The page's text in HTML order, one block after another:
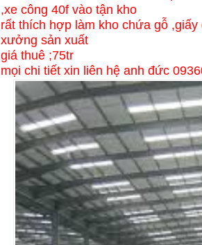
,xe công 40f vào tận kho
rất thích hợp làm kho chứa gỗ
xưởng sản xuất
giá thuê ;75tr
mọi chi tiết xin liên hệ anh đức